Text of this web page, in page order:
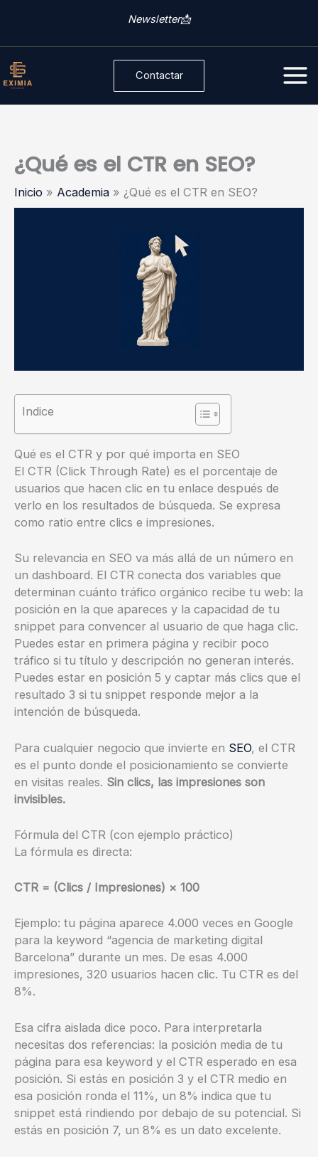
contenido
Newsletter📩
Contactar
¿Qué es el CTR en SEO?
Inicio Academia ¿Qué es el CTR en SEO?
Indice
Qué es el CTR y por qué importa en SEO
El CTR (Click Through Rate) es el porcentaje de
usuarios que hacen clic en tu enlace después de
verlo en los resultados de búsqueda. Se expresa
como ratio entre clics e impresiones.
Su relevancia en SEO va más allá de un número en
un dashboard. El CTR conecta dos variables que
determinan cuánto tráfico orgánico recibe tu web: la
posición en la que apareces y la capacidad de tu
snippet para convencer al usuario de que haga clic.
Puedes estar en primera página y recibir poco
tráfico si tu título y descripción no generan interés.
Puedes estar en posición 5 y captar más clics que el
resultado 3 si tu snippet responde mejor a la
intención de búsqueda.
Para cualquier negocio que invierte en SEO, el CTR
es el punto donde el posicionamiento se convierte
en visitas reales. Sin clics, las impresiones son
invisibles.
Fórmula del CTR (con ejemplo práctico)
La fórmula es directa:
CTR = (Clics / Impresiones) × 100
Ejemplo: tu página aparece 4.000 veces en Google
para la keyword “agencia de marketing digital
Barcelona” durante un mes. De esas 4.000
impresiones, 320 usuarios hacen clic. Tu CTR es del
8%.
Esa cifra aislada dice poco. Para interpretarla
necesitas dos referencias: la posición media de tu
página para esa keyword y el CTR esperado en esa
posición. Si estás en posición 3 y el CTR medio en
esa posición ronda el 11%, un 8% indica que tu
snippet está rindiendo por debajo de su potencial. Si
estás en posición 7, un 8% es un dato excelente.
e
g
í
a